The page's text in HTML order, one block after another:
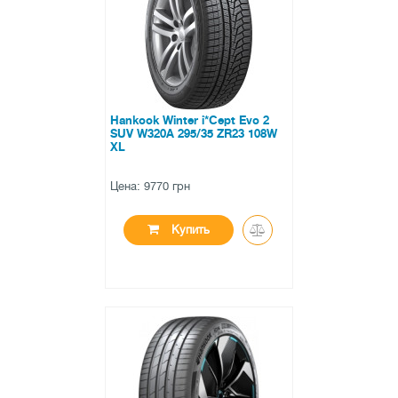
0 отзывов
Hankook Winter i*Cept Evo 2
SUV W320A 295/35 ZR23 108W
XL
Цена: 9770 грн
Купить
в наличии
0 отзывов